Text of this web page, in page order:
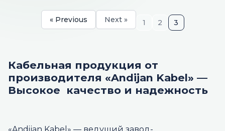
« Previous Next » 1 2 3
Кабельная продукция от
производителя «Andijan Kabel» —
Высокое качество и надежность